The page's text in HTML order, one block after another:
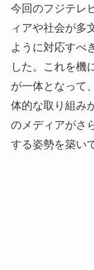
今回のフジテレ
ィアや社会が多
ように対応すべ
した。これを機
が一体となって
体的な取り組み
のメディアがさ
する姿勢を築い